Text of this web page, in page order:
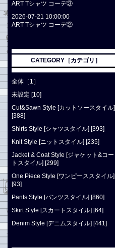
ART Tシャツ コーデ③
2026-07-21 10:00:00
ART Tシャツ コーデ②
CATEGORY［カテゴリ］
全体［1］
未設定 [10]
Cut&Sawn Style [カットソースタイル]
[388]
Shirts Style [シャツスタイル] [393]
Knit Style [ニットスタイル] [235]
Jacket & Coat Style [ジャケット&コー
トスタイル] [299]
One Piece Style [ワンピーススタイル]
[93]
Pants Style [パンツスタイル] [860]
Skirt Style [スカートスタイル] [64]
Denim Style [デニムスタイル] [441]